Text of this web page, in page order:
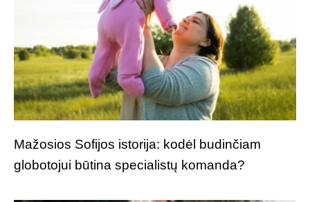
Mažosios Sofijos istorija: kodėl budinčiam
globotojui būtina specialistų komanda?